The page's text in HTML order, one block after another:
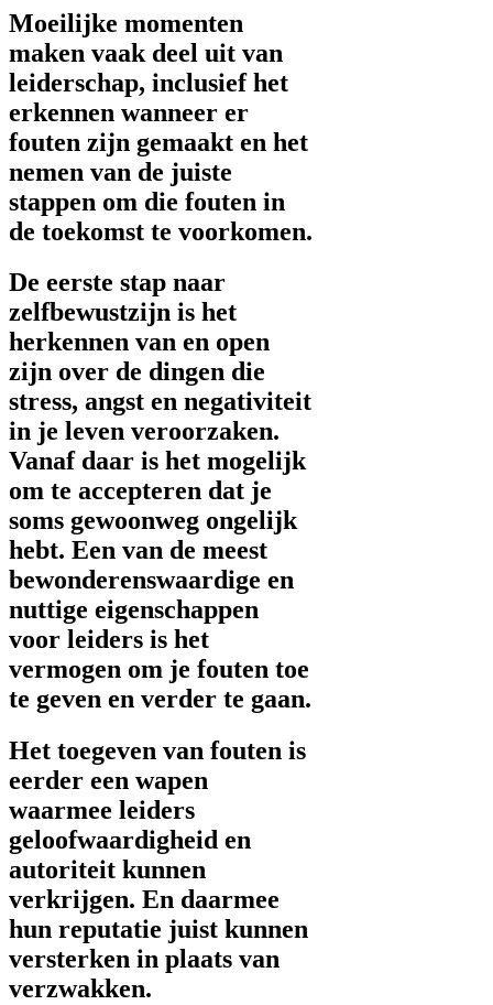
Moeilijke momenten
maken vaak deel uit van
leiderschap, inclusief het
erkennen wanneer er
fouten zijn gemaakt en het
nemen van de juiste
stappen om die fouten in
de toekomst te voorkomen.
De eerste stap naar
zelfbewustzijn is het
herkennen van en open
zijn over de dingen die
stress, angst en negativiteit
in je leven veroorzaken.
Vanaf daar is het mogelijk
om te accepteren dat je
soms gewoonweg ongelijk
hebt. Een van de meest
bewonderenswaardige en
nuttige eigenschappen
voor leiders is het
vermogen om je fouten toe
te geven en verder te gaan.
Het toegeven van fouten is
eerder een wapen
waarmee leiders
geloofwaardigheid en
autoriteit kunnen
verkrijgen. En daarmee
hun reputatie juist kunnen
versterken in plaats van
verzwakken.